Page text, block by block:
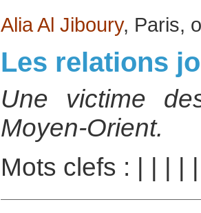
Alia Al Jiboury, Paris,
Les relations
Une victime
Moyen-Orient.
Mots clefs :